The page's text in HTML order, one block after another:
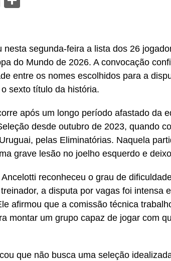
nesta segunda-feira a lista dos 26
do Mundo de 2026. A convocação
entre os nomes escolhidos para a
sexto título da história.
após um longo período afastado da
desde outubro de 2023, quando
pelas Eliminatórias. Naquela
grave lesão no joelho esquerdo e
reconheceu o grau de
a disputa por vagas foi intensa
afirmou que a comissão técnica
montar um grupo capaz de jogar com
que não busca uma seleção